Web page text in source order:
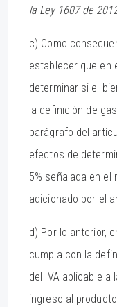
la Ley 1607 de
c) Como
establecer que en
determinar si el
la definición de
parágrafo del
efectos de
5% señalada en
adicionado por el
d) Por lo anterior,
cumpla con la
del IVA aplicable a
ingreso al